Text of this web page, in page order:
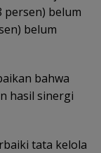
persen) belum
belum
bahwa
hasil sinergi
tata kelola